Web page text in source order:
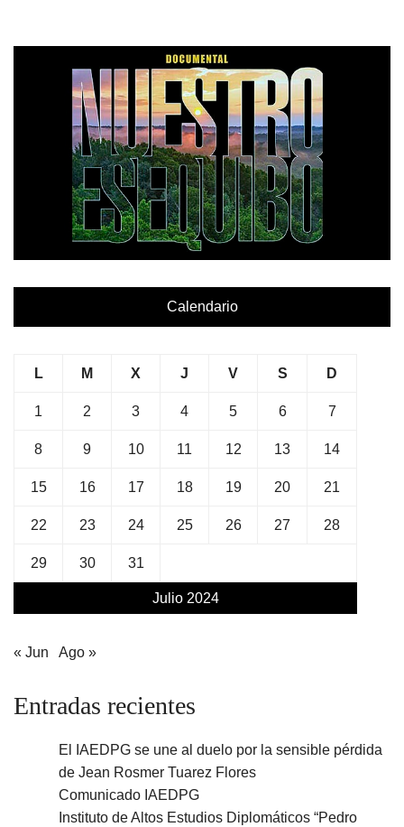
Calendario
Julio 2024
L M X J V S D
1 2 3 4 5 6 7
8 9 10 11 12 13 14
15 16 17 18 19 20 21
22 23 24 25 26 27 28
29 30 31
« Jun Ago »
Entradas recientes
El IAEDPG se une al duelo por la sensible pérdida
de Jean Rosmer Tuarez Flores
Comunicado IAEDPG
Instituto de Altos Estudios Diplomáticos “Pedro